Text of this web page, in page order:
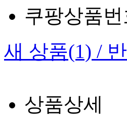
쿠팡상품번
새 상품(1) /
상품상세